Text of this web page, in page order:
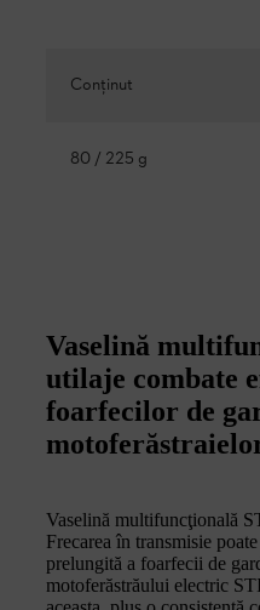
Conţinut
80 / 225 g
Vaselină
utilaje combate
foarfecilor de
Vaselină multifuncţională
Frecarea în transmisie
prelungită a foarfecii de
motoferăstrăului electric